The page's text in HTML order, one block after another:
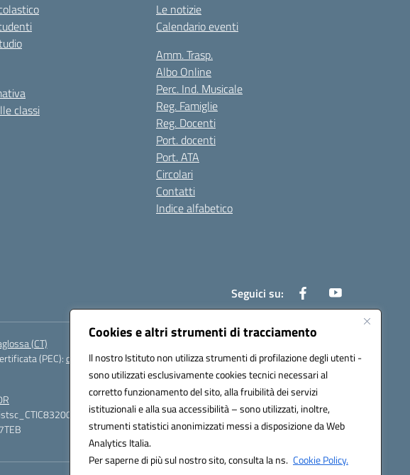
Cookies e altri strumenti di tracciamento
Il nostro Istituto non utilizza strumenti di profilazione degli utenti -
sono utilizzati esclusivamente cookies tecnici necessari al
corretto funzionamento del sito, alla fruibilità dei servizi
istituzionali e alla sua accessibilità – sono utilizzati, inoltre,
strumenti statistici anonimizzati messi a disposizione da Web
Analytics Italia.
Per saperne di più sul nostro sito, consulta la ns. Cookie Policy.
classi
Le notizie
Calendario eventi
Amm. Trasp.
Albo Online
Perc. Ind. Musicale
Reg. Famiglie
Reg. Docenti
Port. docenti
Port. ATA
Circolari
Contatti
Indice alfabetico
Seguici su:
(CT)
(PEC):ctic83200r@pec.istruzione.it